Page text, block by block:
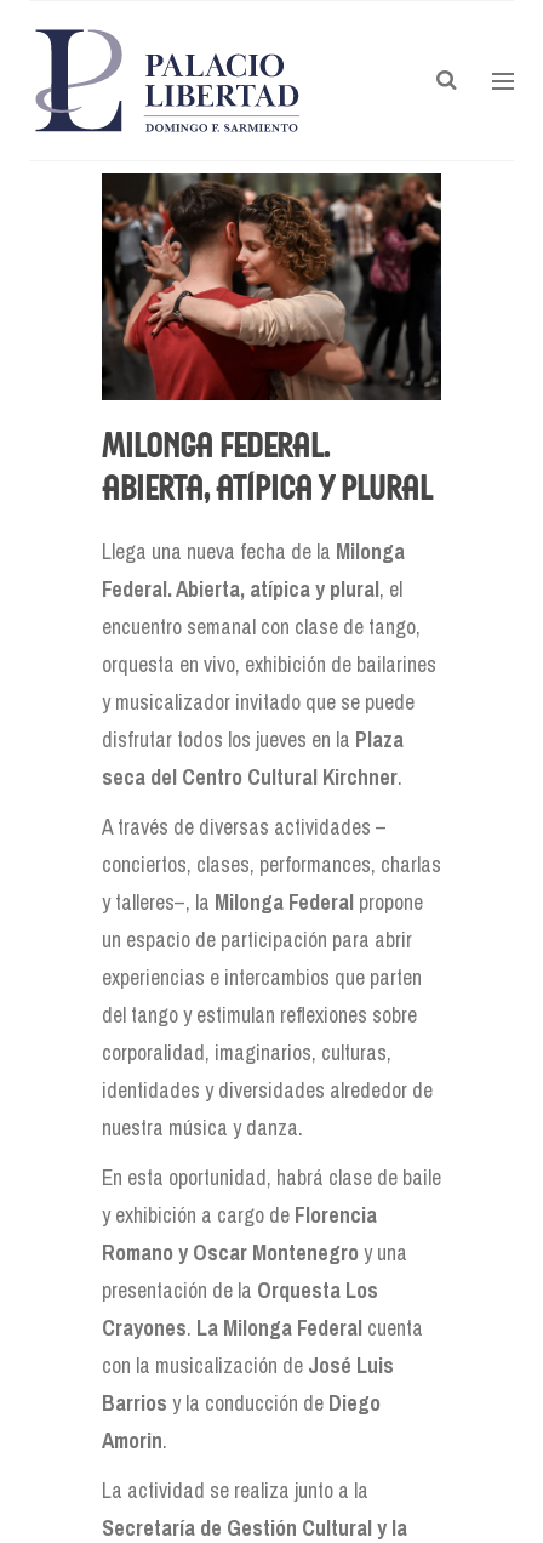
Milonga Federal.
Abierta, atípica y plural
Llega una nueva fecha de la Milonga
Federal. Abierta, atípica y plural, el
encuentro semanal con clase de tango,
orquesta en vivo, exhibición de bailarines
y musicalizador invitado que se puede
disfrutar todos los jueves en la Plaza
seca del Centro Cultural Kirchner.
A través de diversas actividades –
conciertos, clases, performances, charlas
y talleres–, la Milonga Federal propone
un espacio de participación para abrir
experiencias e intercambios que parten
del tango y estimulan reflexiones sobre
corporalidad, imaginarios, culturas,
identidades y diversidades alrededor de
nuestra música y danza.
En esta oportunidad, habrá clase de baile
y exhibición a cargo de Florencia
Romano y Oscar Montenegroy una
presentación de la Orquesta Los
Crayones. La Milonga Federal cuenta
con la musicalización de José Luis
Barrios y la conducción de Diego
Amorin.
La actividad se realiza junto a la
Secretaría de Gestión Cultural y la